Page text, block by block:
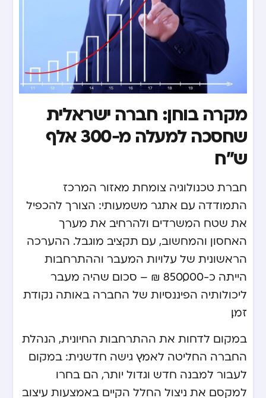
מקרה בוחן: חברה ישראלית
שחסכה למעלה מ-300 אלף
ש”ח
חברת טכנולוגיה צומחת מאזור המרכז
התמודדה עם אתגר משמעותי: הצורך להכפיל
את שטח המשרדים ולהרחיב את מערך
האחסון והמחשוב, עם תקציב מוגבל. ההערכה
הראשונית של עלויות המעבר וההתרחבות
הייתה כ-850,000 ₪ – סכום שהיה מעבר
ליכולותיה הפיננסיות של החברה באותה נקודת
זמן.
במקום לדחות את ההתרחבות החיונית, הנהלת
החברה החליטה לאמץ גישה חדשנית: במקום
לעבור למבנה חדש וגדול יותר, הם בחרו
למקסם את ניצול החלל הקיים באמצעות עיצוב